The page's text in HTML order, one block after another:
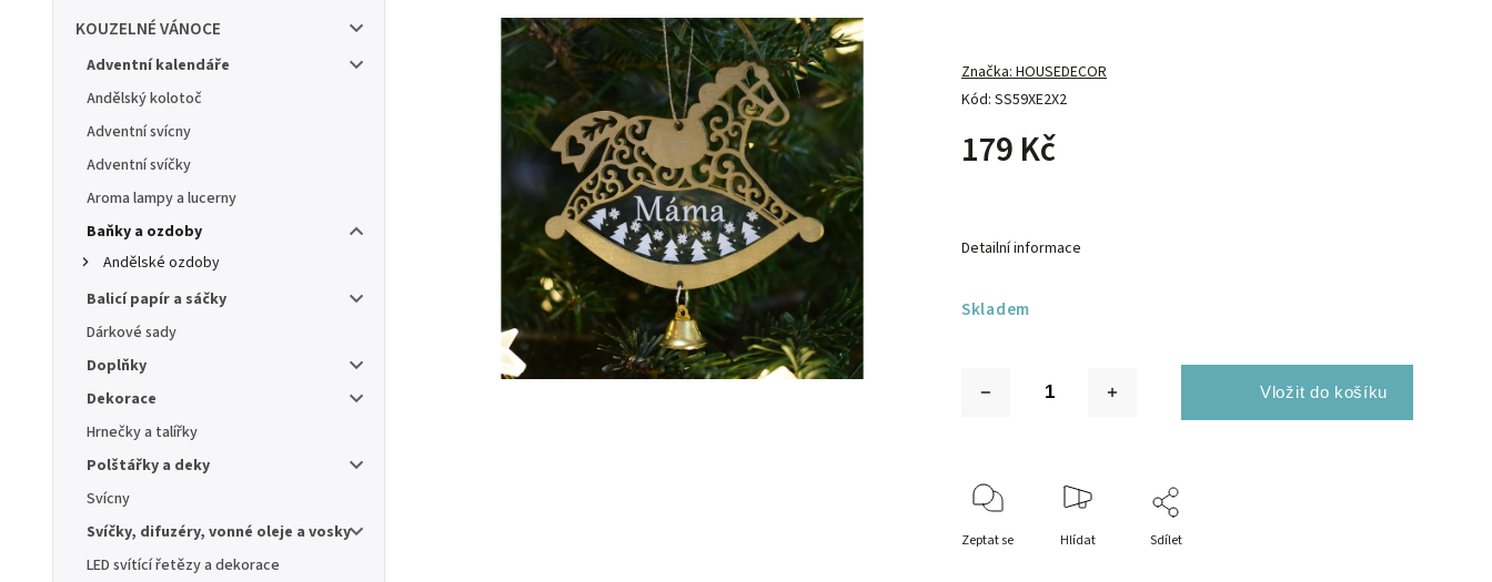
KOUZELNÉ VÁNOCE
Adventní kalendáře
Andělský kolotoč
Adventní svícny
Adventní svíčky
Aroma lampy a lucerny
Baňky a ozdoby
Andělské ozdoby
Balicí papír a sáčky
Dárkové sady
Doplňky
Dekorace
Hrnečky a talířky
Polštářky a deky
Svícny
Svíčky, difuzéry, vonné oleje a vosky
LED svítící řetězy a dekorace
Kód: SS59XE2X2
Značka:HOUSEDECOR
179 Kč
Skladem
Detailní informace
Zeptat se Hlídat Sdílet